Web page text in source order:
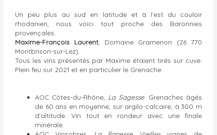
Un peu plus au sud en latitude et à l’est du couloir
rhodanien, nous voici tout proche des Baronnies
provençales.
Maxime-François Laurent , Domaine Gramenon (26 770
Montbrison-sur-Lez).
Tous les vins présentés par Maxime étaient tirés sur cuve.
Plein feu sur 2021 et en particulier le Grenache.
AOC Côtes-du-Rhône, La Sagesse. Grenaches âgés
de 60 ans en moyenne, sur argilo-calcaire, à 300 m
d’altitude. Vin tout en rondeur avec une finale
minérale.